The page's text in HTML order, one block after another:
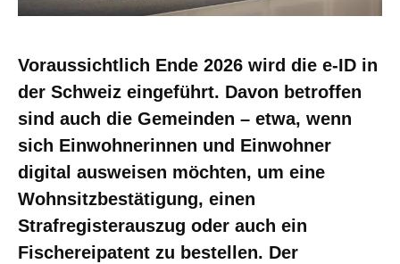
Voraussichtlich Ende 2026 wird die e-ID in
der Schweiz eingeführt. Davon betroffen
sind auch die Gemeinden – etwa, wenn
sich Einwohnerinnen und Einwohner
digital ausweisen möchten, um eine
Wohnsitzbestätigung, einen
Strafregisterauszug oder auch ein
Fischereipatent zu bestellen. Der